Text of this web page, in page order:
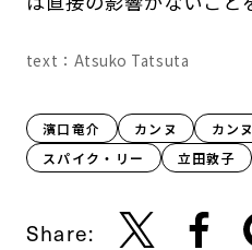
text：Atsuko Tatsuta
濱口竜介 カンヌ
カン
スパイク・リー
立田敦子
Share: